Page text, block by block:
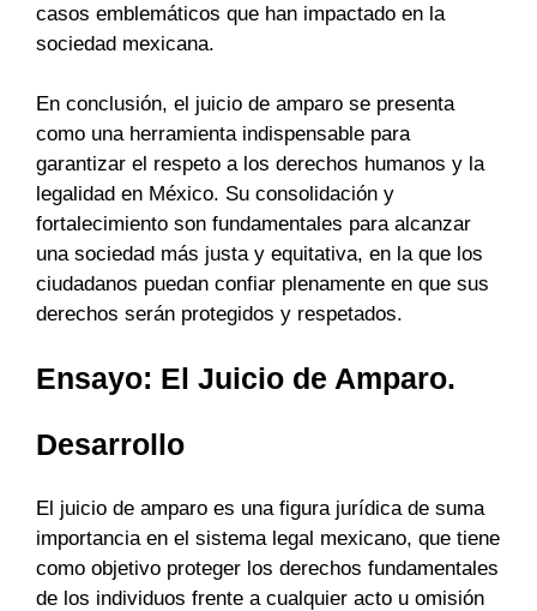
casos emblemáticos que han impactado en la
sociedad mexicana.
En conclusión, el juicio de amparo se presenta
como una herramienta indispensable para
garantizar el respeto a los derechos humanos y la
legalidad en México. Su consolidación y
fortalecimiento son fundamentales para alcanzar
una sociedad más justa y equitativa, en la que los
ciudadanos puedan confiar plenamente en que sus
derechos serán protegidos y respetados.
Ensayo: El Juicio de Amparo.
Desarrollo
El juicio de amparo es una figura jurídica de suma
importancia en el sistema legal mexicano, que tiene
como objetivo proteger los derechos fundamentales
de los individuos frente a cualquier acto u omisión